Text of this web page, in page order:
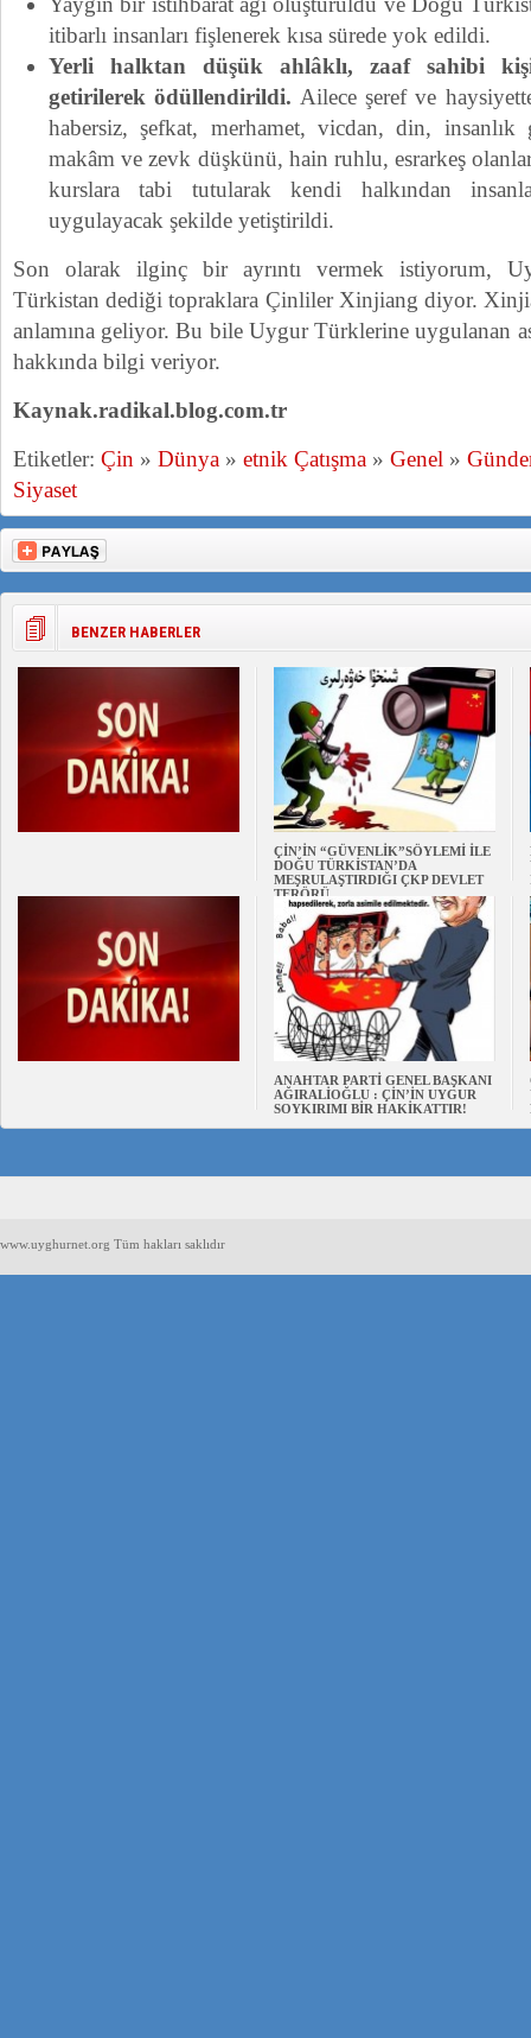
itibarlı insanları fişlenerek kısa sürede yok edildi.
Yerli halktan düşük ahlâklı, zaaf sahibi
getirilerek ödüllendirildi. Ailece şeref ve
habersiz, şefkat, merhamet, vicdan, din,
makâm ve zevk düşkünü, hain ruhlu, esrarkeş
kurslara tabi tutularak kendi halkından
uygulayacak şekilde yetiştirildi.
Son olarak ilginç bir ayrıntı vermek istiyorum,
Türkistan dediği topraklara Çinliler Xinjiang diyor.
anlamına geliyor. Bu bile Uygur Türklerine uygulanan
hakkında bilgi veriyor.
Kaynak.radikal.blog.com.tr
Etiketler: Çin » Dünya » etnik Çatışma » Genel »
Siyaset
BENZER HABERLER
ÇİN’İN “GÜVENLİK”SÖYLEMİ İLE
DOĞU TÜRKİSTAN’DA
MEŞRULAŞTIRDIĞI ÇKP DEVLET
TERÖRÜ
ANAHTAR PARTİ GENEL BAŞKANI
AĞIRALİOĞLU : ÇİN’İN UYGUR
SOYKIRIMI BİR HAKİKATTIR!
www.uyghurnet.org Tüm hakları saklıdır